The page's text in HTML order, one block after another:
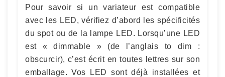
Pour savoir si un variateur est compatible
avec les LED, vérifiez d’abord les spécificités
du spot ou de la lampe LED. Lorsqu’une LED
est « dimmable » (de l’anglais to dim :
obscurcir), c’est écrit en toutes lettres sur son
emballage. Vos LED sont déjà installées et